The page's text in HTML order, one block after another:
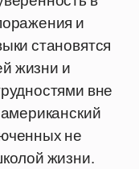
и
становятся
жизни и
вне
не
жизни.